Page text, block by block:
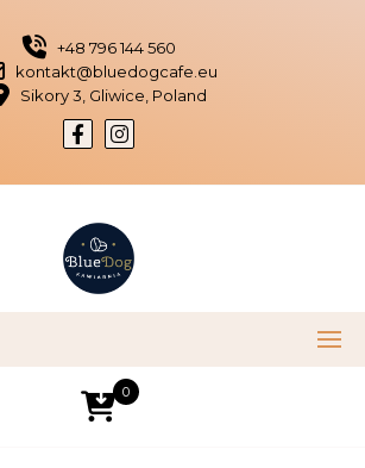
+48 796 144 560
kontakt@bluedogcafe.eu
Sikory 3, Gliwice, Poland
0